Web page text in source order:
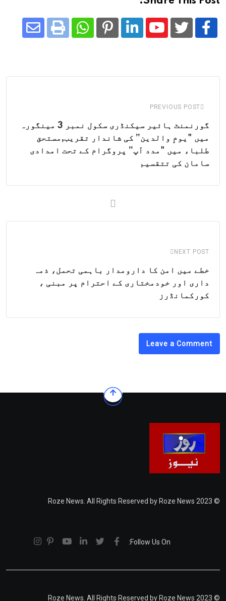
Youtube
LinkedIn
Pinterest
Whatsapp
Print
PREVIOUS POST
گورنمنٹ ہائیر سیکنڈری سکول نمبر 3 مینگورہ
میں "یومِ والدین” کی شاندار تقریب,مستحق
طلباء میں "مدد آپ” پروگرام کے تحت امدادی
سامان کی تتقسیم
NEXT POST
خطے میں امن کا دارومدار باہمی تحمل، ذمہ
داری اور خودمختاری کے احترام پر مبنی ،
کورکمانڈرز
Leave a Comment
© 2023 Roze News. All Rights Reserved by Roze News
Follow Us On:
© 2023 Roze News. All Rights Reserved by Roze News